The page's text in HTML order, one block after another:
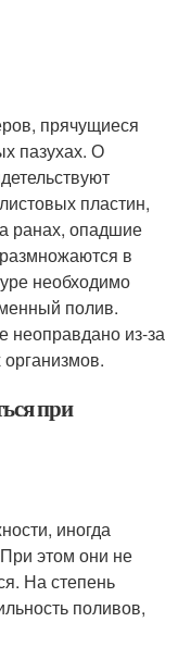
прячущиеся
пазухах. О
пластин,
ранах, опадшие
в
необходимо
полив.
неоправдано из-за
организмов.
при
иногда
этом они не
На степень
поливов,